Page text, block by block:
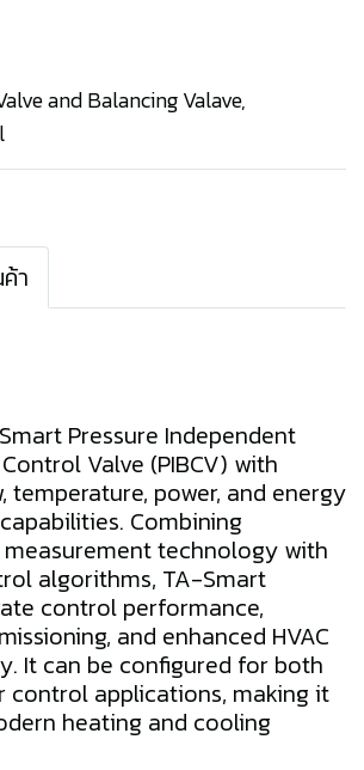
and Balancing Valave,
า
Pressure Independent
Valve (PIBCV) with
temperature, power, and energy
Combining
technology with
algorithms, TA-Smart
control performance,
and enhanced HVAC
It can be configured for both
control applications, making it
heating and cooling